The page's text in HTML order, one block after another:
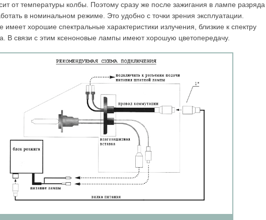
от температуры колбы. Поэтому сразу же после зажигания в лампе разряда
в но­минальном режиме. Это удобно с точки зрения эксплуа­тации.
имеет хорошие спектральные характеристики излучения, близкие к спектру
В связи с этим ксеноновые лампы имеют хо­рошую цветопередачу.